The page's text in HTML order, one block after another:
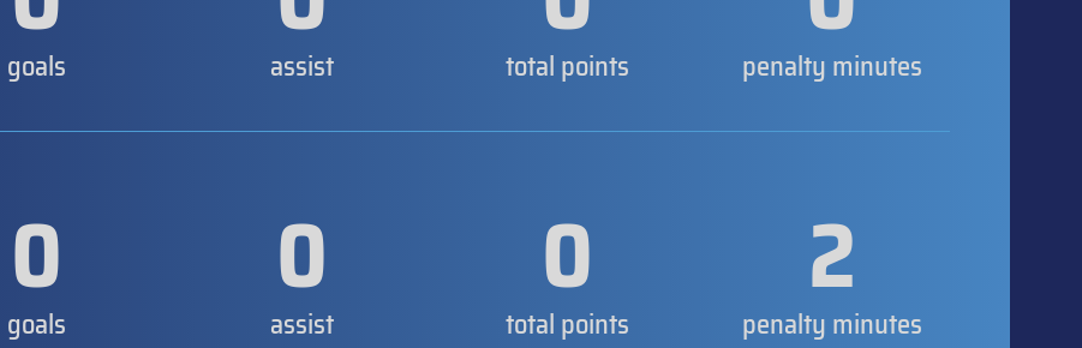
goals assist total points penalty minutes
0
goals 0
assist 0
total points 2
penalty minutes